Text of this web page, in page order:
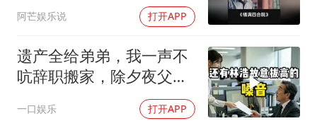
阿芒娱乐说 打开APP
遗产全给弟弟，我一声不
吭辞职搬家，除夕夜父亲
一口娱乐 打开APP